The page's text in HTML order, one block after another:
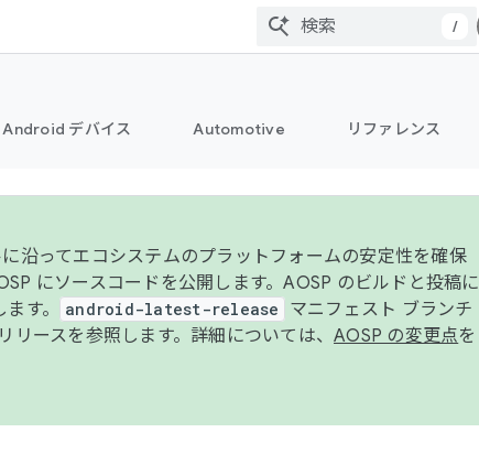
/
Android デバイス Automotive リファレンス
沿ってエコシステムのプラットフォームの安定性を確保
にソースコードを公開します。AOSP のビルドと投稿に
す。 android-latest-release
マニフェスト ブランチ
ースを参照します。詳細については、 AOSP の変更点を